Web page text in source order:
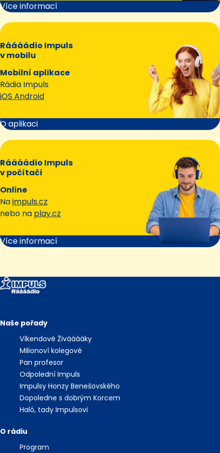
Více informací
Ráááádio Impuls
v mobilu
Mobilní aplikace
Rádia Impuls
iOS Android
O aplikaci
Ráááádio Impuls
v počítači
Online
Naimpuls.cz
nebo na play.cz
Více informací
Naše pořady
Víkendové Živááááky
Milionoví kolegové
Pan profesor
Odpolední Impuls
Impulsy Honzy Benešovského
Dopoledne s dobrým Korcem
Haló, tady Impulsovi
O rádiu
Program